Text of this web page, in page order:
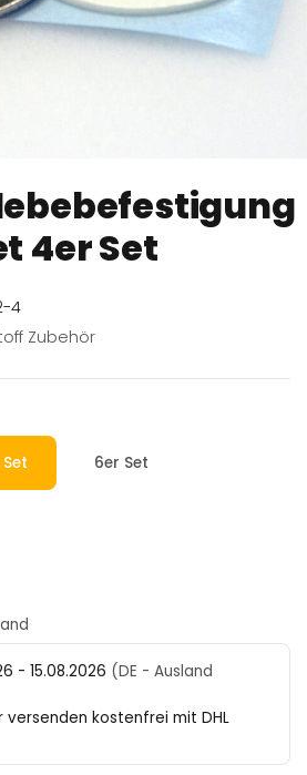
4er Set
4
Zubehör
4er Set 6er Set
6er Set
- 15.08.2026 (DE - Ausland
versenden kostenfrei mit DHL